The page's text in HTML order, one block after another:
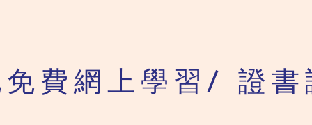
費 網上學習/ 證書